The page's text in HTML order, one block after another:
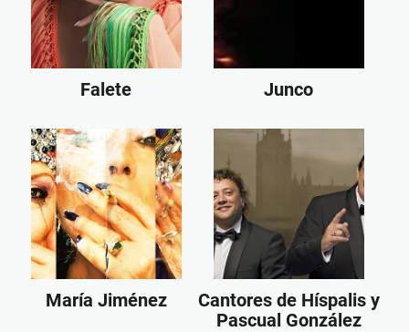
Falete Junco
María Jiménez
Cantores de Híspalis y
Pascual González